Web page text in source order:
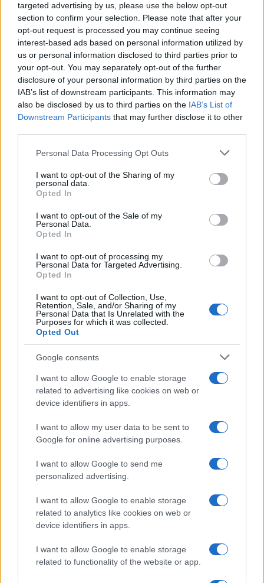
targeted advertising by us, please use the below opt-out
section to confirm your selection. Please note that after your
opt-out request is processed you may continue seeing
interest-based ads based on personal information utilized by
us or personal information disclosed to third parties prior to
your opt-out. You may separately opt-out of the further
disclosure of your personal information by third parties on the
IAB’s list of downstream participants. This information may
also be disclosed by us to third parties on the IAB’s List of
Downstream Participants that may further disclose it to other
Please note that this website/app uses one or more Google
not limited to your visit or usage behaviour. You may click to
grant or deny consent to Google and its third-party tags to
use your data for below specified purposes in below Google
consent section.
Personal Data Processing Opt Outs
I want to opt-out of the Sharing of my
personal data.
Opted In
I want to opt-out of the Sale of my
Personal Data.
Opted In
I want to opt-out of processing my
Personal Data for Targeted Advertising.
Opted In
I want to opt-out of Collection, Use,
Retention, Sale, and/or Sharing of my
Personal Data that Is Unrelated with the
Purposes for which it was collected.
Opted Out
Google consents
I want to allow Google to enable storage
related to advertising like cookies on web or
device identifiers in apps.
I want to allow my user data to be sent to
Google for online advertising purposes.
I want to allow Google to send me
personalized advertising.
I want to allow Google to enable storage
related to analytics like cookies on web or
device identifiers in apps.
I want to allow Google to enable storage
related to functionality of the website or app.
Continua a leggere
NERD NEWS
Pieve Comics 2026: tutto ciò che devi sapere
sull’evento nerd di Perugia
NERD NEWS